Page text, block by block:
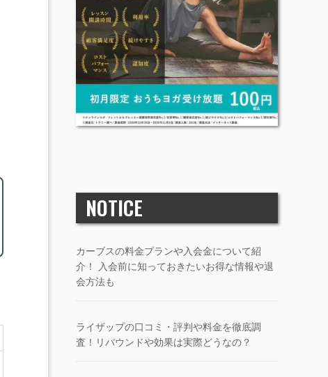
NOTICE
カーブスの料金プランや入会金について紹
介！ 入会前に知っておきたいお得な情報や退
会方法も
ライザップの口コミ・評判や料金を徹底調
査！リバウンドや効果は実際どうなの？